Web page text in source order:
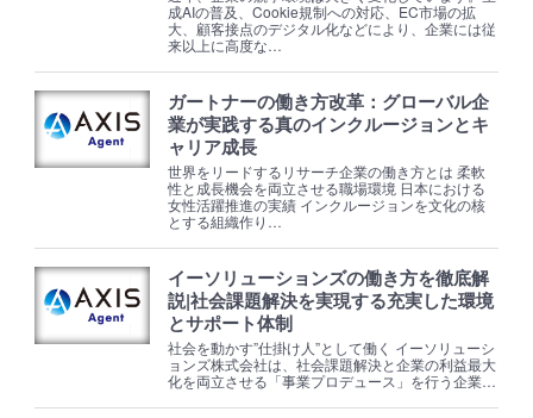
成AIの普及、Cookie規制への対応、EC市場の拡
大、顧客接点のデジタル化などにより、企業には従
来以上に高度な…
ガートナーの働き方改革：グローバル企
業が実践する真のインクルージョンとキ
ャリア成長
世界をリードするリサーチ企業の働き方とは 柔軟
性と成長機会を両立させる職場環境 日本における
女性活躍推進の実績 インクルージョンを文化の核
とする組織作り…
イーソリューションズの働き方を徹底解
説|社会課題解決を実現する充実した環境
とサポート体制
社会を動かす”仕掛け人”として働く イーソリューシ
ョンズ株式会社は、社会課題解決と企業の利益最大
化を両立させる「事業プロデュース」を行う企業…